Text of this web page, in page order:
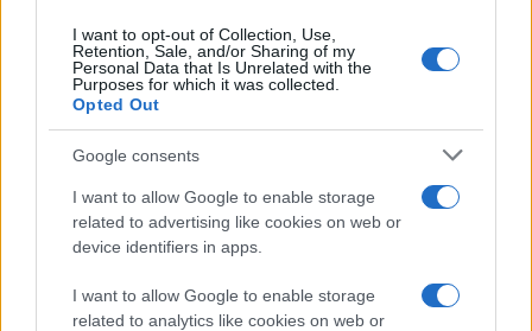
I want to opt-out of Collection, Use,
Retention, Sale, and/or Sharing of my
Personal Data that Is Unrelated with the
Purposes for which it was collected.
Opted Out
Google consents
I want to allow Google to enable storage
related to advertising like cookies on web or
device identifiers in apps.
I want to allow Google to enable storage
related to analytics like cookies on web or
Διαβάστε περισσότερα
Παρασκευή 07 Αυγ 2026, 14:24
Πολιτείας
«Η ισονομία δεν είναι